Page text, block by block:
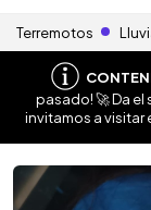
Terremotos
pasado! 🚀 Da el
invitamos a